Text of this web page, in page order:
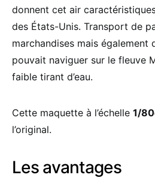
donnent cet air
des États-Unis. Transport de
marchandises mais également
pouvait naviguer sur le fleuve
faible tirant d’eau.
Cette maquette à l’échelle 1/
l’original.
Les avantages